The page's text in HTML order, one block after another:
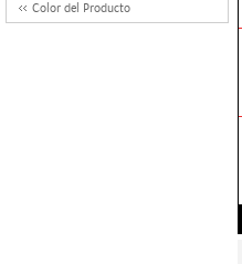
Color del Producto